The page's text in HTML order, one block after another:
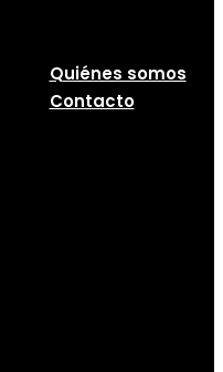
Quiénes somos
Contacto